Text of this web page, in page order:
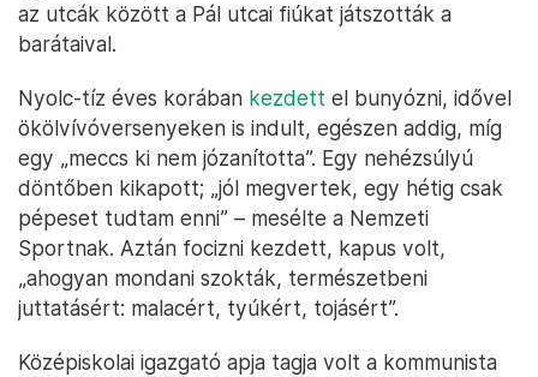
az utcák között a Pál utcai fiúkat játszották a
barátaival.
Nyolc-tíz éves korában kezdett el bunyózni, idővel
ökölvívóversenyeken is indult, egészen addig, míg
egy „meccs ki nem józanította”. Egy nehézsúlyú
döntőben kikapott; „jól megvertek, egy hétig csak
pépeset tudtam enni” – mesélte a Nemzeti
Sportnak. Aztán focizni kezdett, kapus volt,
„ahogyan mondani szokták, természetbeni
juttatásért: malacért, tyúkért, tojásért”.
Középiskolai igazgató apja tagja volt a kommunista